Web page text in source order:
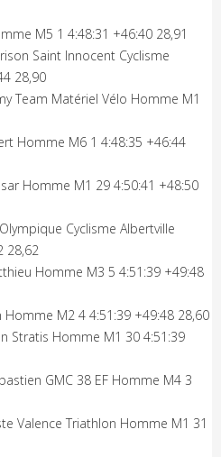
M5 1 4:48:31 +46:40 28,91
Saint Innocent Cyclisme
28,90
Team Matériel Vélo Homme M1
Homme M6 1 4:48:35 +46:44
Homme M1 29 4:50:41 +48:50
Cyclisme Albertville
28,62
Homme M3 5 4:51:39 +49:48
Homme M2 4 4:51:39 +49:48 28,60
Stratis Homme M1 30 4:51:39
GMC 38 EF Homme M4 3
Valence Triathlon Homme M1 31